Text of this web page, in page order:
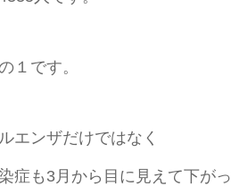
１です。
エンザだけではなく
症も3月から目に見えて下がっ